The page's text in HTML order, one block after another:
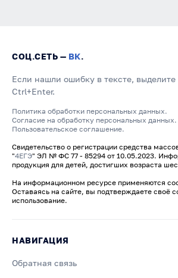
СОЦ.СЕТЬ — ВК.
Если нашли ошибку в тексте,
Ctrl+Enter.
Политика обработки персональных данных.
Согласие на обработку персональных данных.
Пользовательское соглашение.
Свидетельство о регистрации средства
"4ЕГЭ" ЭЛ № ФС 77 - 85294 от 10.05.2023.
продукция для детей, достигших возраста
На информационном ресурсе применяются
Оставаясь на сайте, вы подтверждаете своё
использование.
НАВИГАЦИЯ
Обратная связь